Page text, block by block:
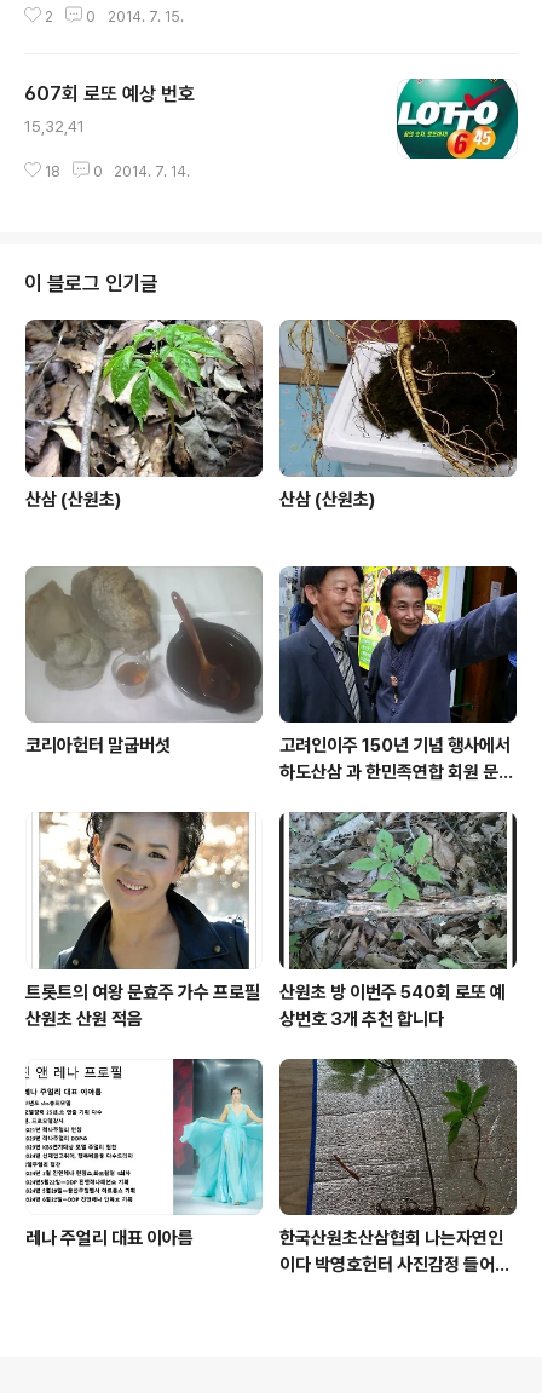
게시글 4개를 업데이트 하였읍니다. 많은 관심 갖어 주시
산삼협회 소개, 자연산삼 및 종류, 약용버섯, 산야초,우리강
산약용식물강의.감정서발급 www.sanwoncho.or.kr/
2 0 2014. 7. 15.
607회 로또 예상 번호
15,32,41
18 0 2014. 7. 14.
이 블로그 인기글
산삼 (산원초) 산삼 (산원초)
코리아헌터 말굽버섯
고려인이주 150년 기념 행사에서
하도산삼 과 한민족연합 회원 문효
트롯트의 여왕 문효주 가수 프로필
산원초 산원 적음
산원초 방 이번주 540회 로또 예
상번호 3개 추천 합니다
레나 주얼리 대표 이아름
한국산원초산삼협회 나는자연인
이다 박영호헌터 사진감정 들어운